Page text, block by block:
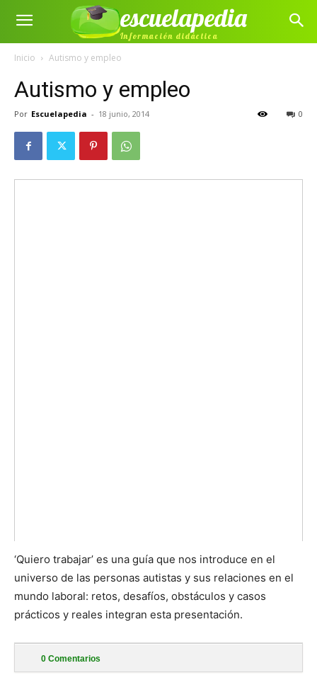
escuelapedia
Información didáctica
Inicio Autismo y empleo
Autismo y empleo
Por Escuelapedia - 18 junio, 2014 0
‘Quiero trabajar’ es una guía que nos introduce en el
universo de las personas autistas y sus relaciones en el
mundo laboral: retos, desafíos, obstáculos y casos
prácticos y reales integran esta presentación.
0 Comentarios